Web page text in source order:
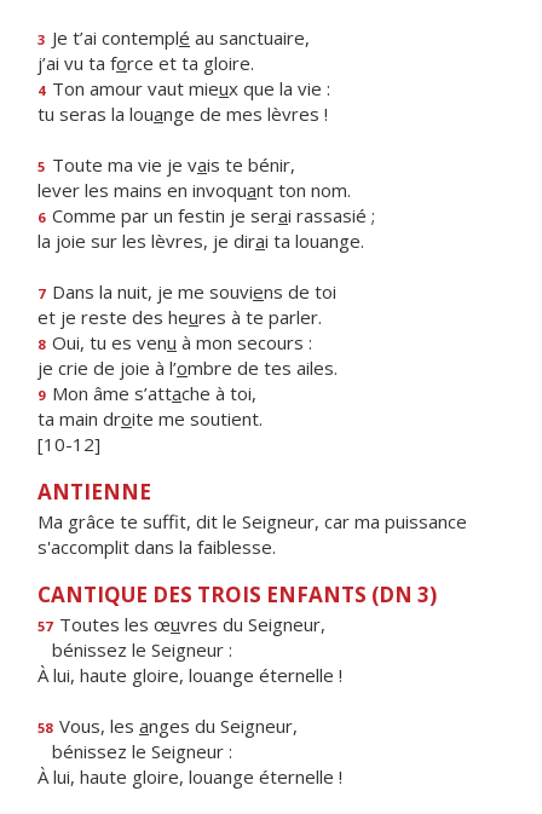
3 Je t’ai contemplé au sanctuaire,
j’ai vu ta force et ta gloire.
4 Ton amour vaut mieux que la vie :
tu seras la louange de mes lèvres !
5 Toute ma vie je vais te bénir,
lever les mains en invoquant ton nom.
6 Comme par un festin je serai rassasié ;
la joie sur les lèvres, je dirai ta louange.
7 Dans la nuit, je me souviens de toi
et je reste des heures à te parler.
8 Oui, tu es venu à mon secours :
je crie de joie à l’ombre de tes ailes.
9 Mon âme s’attache à toi,
ta main droite me soutient.
[10-12]
ANTIENNE
Ma grâce te suffit, dit le Seigneur, car ma puissance
s'accomplit dans la faiblesse.
CANTIQUE DES TROIS ENFANTS (DN 3)
57 Toutes les œuvres du Seigneur,
bénissez le Seigneur :
À lui, haute gloire, louange éternelle !
58 Vous, les anges du Seigneur,
bénissez le Seigneur :
À lui, haute gloire, louange éternelle !